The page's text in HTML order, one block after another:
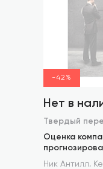
-42%
Нет в
Твердый
Оценка
отчетности
Ник Антилл,